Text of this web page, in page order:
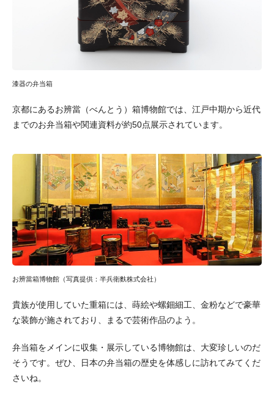
漆器の弁当箱
京都にあるお辨當（べんとう）箱博物館では、江戸中期から近代
までのお弁当箱や関連資料が約50点展示されています。
お辨當箱博物館（写真提供：半兵衛麩株式会社）
貴族が使用していた重箱には、蒔絵や螺鈿細工、金粉などで豪華
な装飾が施されており、まるで芸術作品のよう。
弁当箱をメインに収集・展示している博物館は、大変珍しいのだ
そうです。ぜひ、日本の弁当箱の歴史を体感しに訪れてみてくだ
さいね。